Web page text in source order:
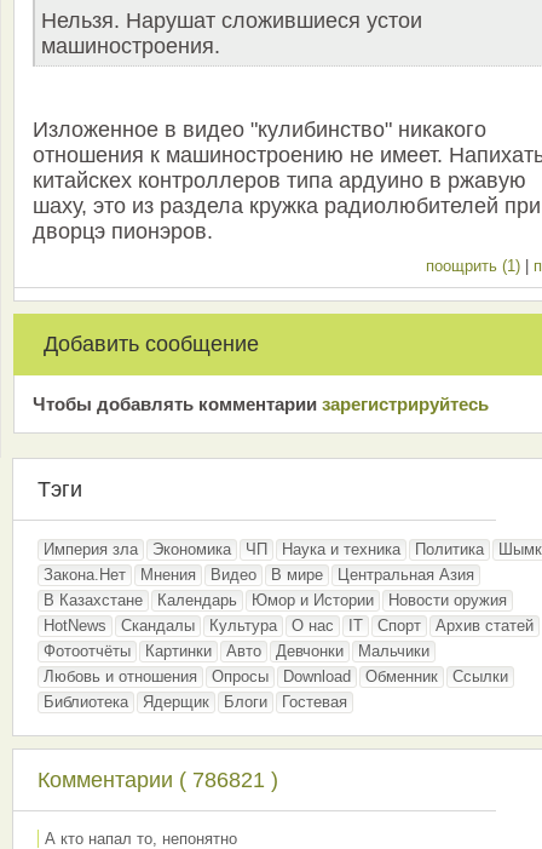
Нельзя. Нарушат сложившиеся устои
машиностроения.
Изложенное в видео "кулибинство" никакого
отношения к машиностроению не имеет.
китайскех контроллеров типа ардуино в ржавую
шаху, это из раздела кружка радиолюбителей при
дворцэ пионэров.
поощрить (1) |
Добавить сообщение
Чтобы добавлять комментарии зарeгиcтрирyйтeсь
Тэги
Империя зла Экономика ЧП Наука и техника Политика
Закона.Нет
Мнения Видео В мире
Центральная Азия
В Казахстане
Календарь Юмор и Истории
Новости оружия
HotNews
Скандалы Культура О нас IT Спорт
Архив статей
Фотоотчёты
Картинки Авто Девчонки
Мальчики
Любовь и отношения
Опросы Download Обменник
Ссылки
Библиотека
Ядерщик Блоги Гостевая
Комментарии ( 786821 )
А кто напал то, непонятно